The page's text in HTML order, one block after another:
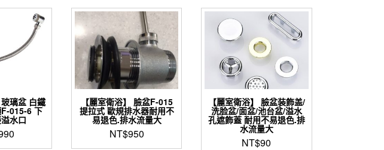
玻璃盆 白鐵
015-6 下
水口
【麗室衛浴】 臉盆F-015
提拉式 歐規排水器耐用不
易退色.排水流量大
NT$950
【麗室衛浴】 臉盆装飾盖/
洗脸盆/面盆/池台盆/溢水
孔遮飾蓋 耐用不易退色.排
水流量大
NT$90